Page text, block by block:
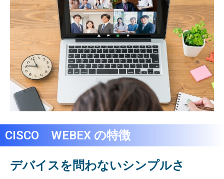
CISCO WEBEX の特徴
デバイスを問わないシンプルさ